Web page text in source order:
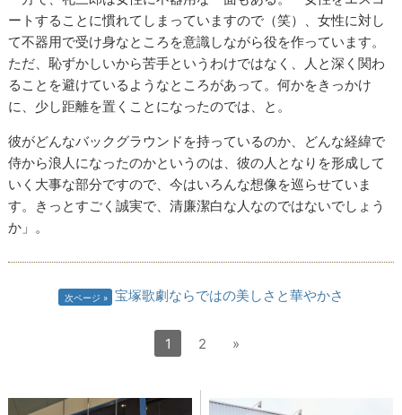
ートすることに慣れてしまっていますので（笑）、女性に対し
て不器用で受け身なところを意識しながら役を作っています。
ただ、恥ずかしいから苦手というわけではなく、人と深く関わ
ることを避けているようなところがあって。何かをきっかけ
に、少し距離を置くことになったのでは、と。
彼がどんなバックグラウンドを持っているのか、どんな経緯で
侍から浪人になったのかというのは、彼の人となりを形成して
いく大事な部分ですので、今はいろんな想像を巡らせていま
す。きっとすごく誠実で、清廉潔白な人なのではないでしょう
か」。
次ページ 宝塚歌劇ならではの美しさと華やかさ
1 2 »